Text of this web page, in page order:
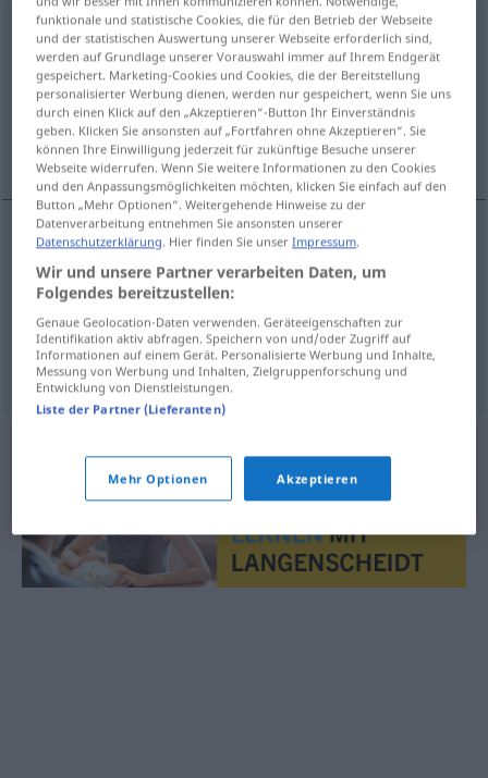
pretpostavka <genpl-vaka, -vki>
Übersicht aller Übersetzungen
(Für mehr Details die Übersetzung anklicken/antippen)
Voraussetzung, Vermutung, Annahme
Voraussetzung pretpostavka
Vermutung f pretpostavka
Annahmef pretpostavka
funktionale und statistische Cookies, die für den Betrieb der Webseite
und der statistischen Auswertung unserer Webseite erforderlich sind,
werden auf Grundlage unserer Vorauswahl immer auf Ihrem Endgerät
gespeichert. Marketing-Cookies und Cookies, die der Bereitstellung
personalisierter Werbung dienen, werden nur gespeichert, wenn Sie uns
durch einen Klick auf den „Akzeptieren“-Button Ihr Einverständnis
geben. Klicken Sie ansonsten auf „Fortfahren ohne Akzeptieren“. Sie
können Ihre Einwilligung jederzeit für zukünftige Besuche unserer
Webseite widerrufen. Wenn Sie weitere Informationen zu den Cookies
und den Anpassungsmöglichkeiten möchten, klicken Sie einfach auf den
Button „Mehr Optionen“. Weitergehende Hinweise zu der
Datenverarbeitung entnehmen Sie ansonsten unserer
Datenschutzerklärung. Hier finden Sie unserImpressum.
Wir und unsere Partner verarbeiten Daten, um
Folgendes bereitzustellen:
Genaue Geolocation-Daten verwenden. Geräteeigenschaften zur
Identifikation aktiv abfragen. Speichern von und/oder Zugriff auf
Informationen auf einem Gerät. Personalisierte Werbung und Inhalte,
Messung von Werbung und Inhalten, Zielgruppenforschung und
Entwicklung von Dienstleistungen.
Liste der Partner (Lieferanten)
Mehr Optionen Akzeptieren